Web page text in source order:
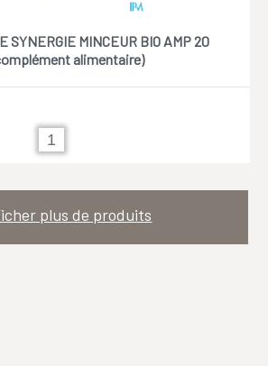
SYNERGIE MINCEUR BIO AMP 20
alimentaire)
plus de produits